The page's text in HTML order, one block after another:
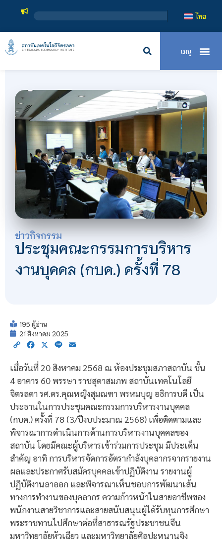
ไทย
ข่าวกิจกรรม
ประชุมคณะกรรมการบริหาร
งานบุคคล (กบค.) ครั้งที่ 78
195 ผู้อ่าน
21 สิงหาคม 2025
Copy Facebook
X Line
เมื่อวันที่ 20 สิงหาคม 2568 ณ ห้องประชุมสภาสถาบัน ชั้น
4 อาคาร 60 พรรษา ราชสุดาสมภพ สถาบันเทคโนโลยี
จิตรลดา รศ.ดร.คุณหญิงสุมณฑา พรหมบุญ อธิการบดี เป็น
ประธานในการประชุมคณะกรรมการบริหารงานบุคคล
(กบค.) ครั้งที่ 78 (3/ปีงบประมาณ 2568) เพื่อติดตามและ
พิจารณาการดำเนินการด้านการบริหารงานบุคคลของ
สถาบัน โดยมีคณะผู้บริหารเข้าร่วมการประชุม มีประเด็น
สำคัญ อาทิ การบริหารจัดการอัตรากำลังบุคลากรจากรายงาน
ผลและประกาศรับสมัครบุคคลเข้าปฏิบัติงาน รายงานผู้
ปฏิบัติงานลาออก และพิจารณาเห็นชอบการพัฒนาเส้น
ทางการทำงานของบุคลากร ความก้าวหน้าในสายอาชีพของ
พนักงานสายวิชาการและสายสนับสนุนผู้ได้รับทุนการศึกษา
พระราชทานไปศึกษาต่อที่สาธารณรัฐประชาชนจีน
มหาวิทยาลัยหัวเฉียว และมหาวิทยาลัยศิลปะหนานจิง